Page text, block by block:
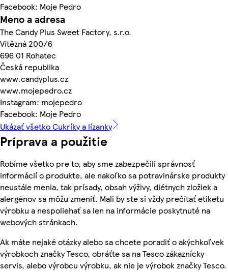
Facebook: Moje Pedro
Meno a adresa
The Candy Plus Sweet Factory, s.r.o.
Vítězná 200/6
696 01 Rohatec
Česká republika
www.candyplus.cz
www.mojepedro.cz
Instagram: mojepedro
Facebook: Moje Pedro
Ukázať všetko Cukríky a lízanky
Príprava a použitie
Robíme všetko pre to, aby sme zabezpečili správnosť
informácií o produkte, ale nakoľko sa potravinárske produkty
neustále menia, tak prísady, obsah výživy, diétnych zložiek a
alergénov sa môžu zmeniť. Mali by ste si vždy prečítať etiketu
výrobku a nespoliehať sa len na informácie poskytnuté na
webových stránkach.
Ak máte nejaké otázky alebo sa chcete poradiť o akýchkoľvek
výrobkoch značky Tesco, obráťte sa na Tesco zákaznícky
servis, alebo výrobcu výrobku, ak nie je výrobok značky Tesco.